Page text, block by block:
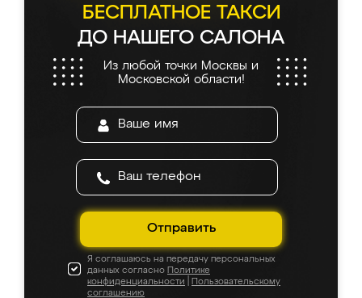
БЕСПЛАТНОЕ ТАКСИ
ДО НАШЕГО САЛОНА
Из любой точки Москвы и
Московской области!
Отправить
Я соглашаюсь на передачу персональных
данных согласно Политике
конфиденциальности
Пользовательскому
соглашению